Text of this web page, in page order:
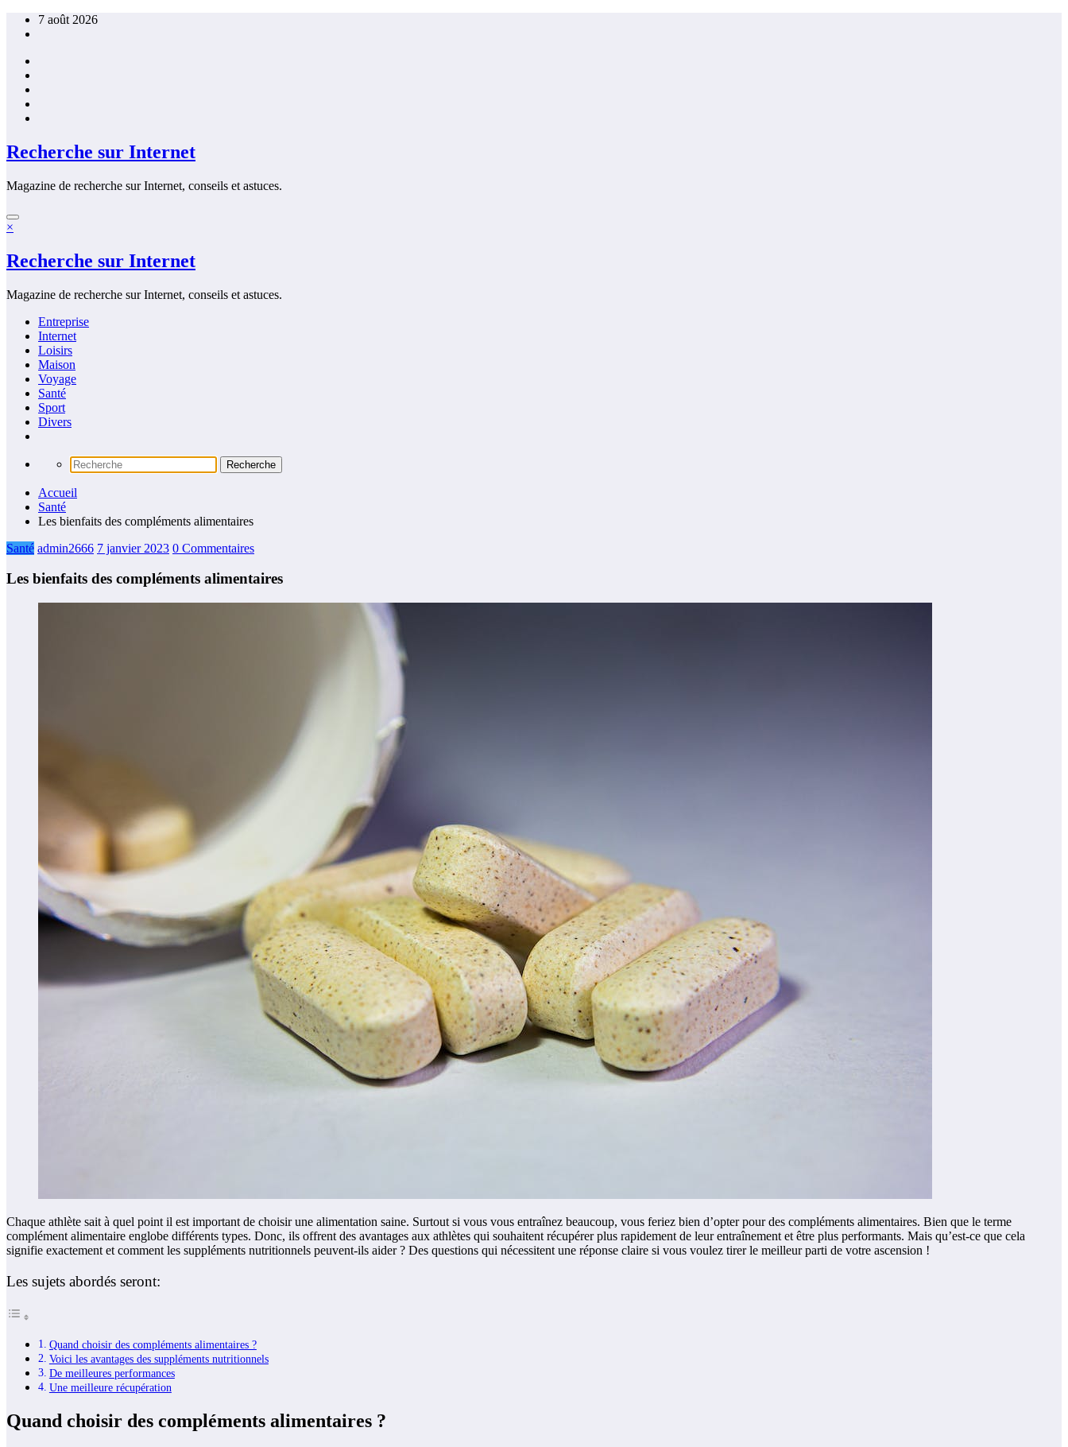
Aller
7 août 2026
Recherche sur Internet
Magazine de recherche sur Internet, conseils et astuces.
×
Recherche sur Internet
Magazine de recherche sur Internet, conseils et astuces.
Entreprise
Internet
Loisirs
Maison
Voyage
Santé
Sport
Divers
Accueil
Santé
Les bienfaits des compléments alimentaires
Santé admin2666 7 janvier 2023 0 Commentaires
Les bienfaits des compléments alimentaires
Chaque athlète sait à quel point il est important de choisir une alimentation saine. Surtout si vous vous entraînez beaucoup, vous feriez bien d’opter pour des compléments alimentaires. Bien que le terme
complément alimentaire englobe différents types. Donc, ils offrent des avantages aux athlètes qui souhaitent récupérer plus rapidement de leur entraînement et être plus performants. Mais qu’est-ce que cela
signifie exactement et comment les suppléments nutritionnels peuvent-ils aider ? Des questions qui nécessitent une réponse claire si vous voulez tirer le meilleur parti de votre ascension !
Les sujets abordés seront:
Quand choisir des compléments alimentaires ?
Voici les avantages des suppléments nutritionnels
De meilleures performances
Une meilleure récupération
Quand choisir des compléments alimentaires ?